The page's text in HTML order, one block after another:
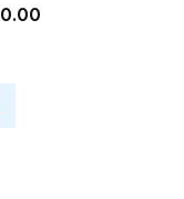
0.00